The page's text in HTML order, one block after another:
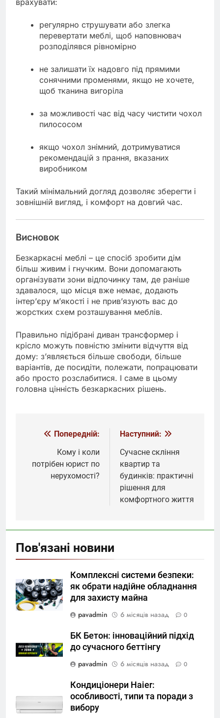
регулярно струшувати або злегка
перевертати меблі, щоб наповнювач
розподілявся рівномірно
не залишати їх надовго під прямими
сонячними променями, якщо не хочете,
щоб тканина вигоріла
за можливості час від часу чистити чохол
пилососом
якщо чохол знімний, дотримуватися
рекомендацій з прання, вказаних
виробником
Такий мінімальний догляд дозволяє зберегти і
зовнішній вигляд, і комфорт на довгий час.
Висновок
Безкаркасні меблі – це спосіб зробити дім
більш живим і гнучким. Вони допомагають
організувати зони відпочинку там, де раніше
здавалося, що місця вже немає, додають
інтер’єру м’якості і не прив’язують вас до
жорстких схем розташування меблів.
Правильно підібрані диван трансформер і
крісло можуть повністю змінити відчуття від
дому: з’являється більше свободи, більше
варіантів, де посидіти, полежати, попрацювати
або просто розслабитися. І саме в цьому
головна цінність безкаркасних рішень.
Навігація
записів
Попередній:
Кому і коли
потрібен юрист по
нерухомості?
Наступний:
Сучасне скління
квартир та
будинків: практичні
рішення для
комфортного життя
Пов'язані новини
Комплексні системи безпеки:
як обрати надійне обладнання
для захисту майна
pavadmin
6 місяців назад 0
БК Бетон: інноваційний підхід
до сучасного беттінгу
pavadmin
6 місяців назад 0
Кондиціонери Haier:
особливості, типи та поради з
вибору